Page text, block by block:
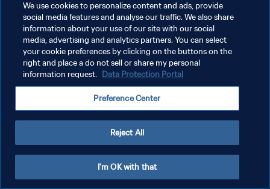
سياسة الخصوصية
إدارة تفضيلات ملفات تعريف الارتباط
We use cookies to personalize content and ads, provide
social media features and analyse our traffic. We also share
information about your use of our site with our social
media, advertising and analytics partners. You can select
your cookie preferences by clicking on the buttons on the
right and place a do not sell or share my personal
information request. Data Protection Portal
Preference Center
Reject All
I'm OK with that